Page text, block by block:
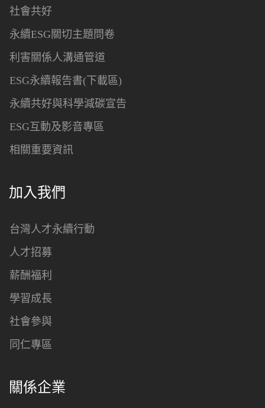
社會共好
永續ESG關切主題問卷
利害關係人溝通管道
ESG永續報告書(下載區)
永續共好與科學減碳宣告
ESG互動及影音專區
相關重要資訊
加入我們
台灣人才永續行動
人才招募
薪酬福利
學習成長
社會參與
同仁專區
關係企業